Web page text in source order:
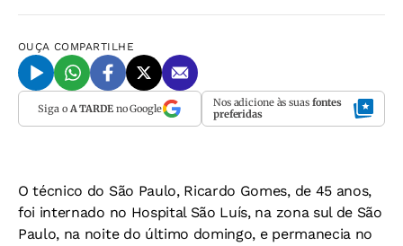
OUÇA COMPARTILHE
Siga o A TARDEno Google Nos adicione às suas fontes
preferidas
O técnico do São Paulo, Ricardo Gomes, de 45 anos,
foi internado no Hospital São Luís, na zona sul de São
Paulo, na noite do último domingo, e permanecia no